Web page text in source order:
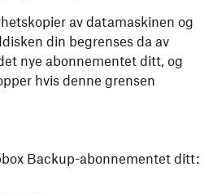
av datamaskinen og
din begrenses da av
nye abonnementet ditt, og
hvis denne grensen
Backup-abonnementet ditt: